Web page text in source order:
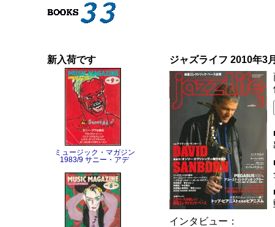
新入荷です
ミュージック・マガジン
1983/9 サニー・アデ
ジャズライフ 2010年3
インタビュー：